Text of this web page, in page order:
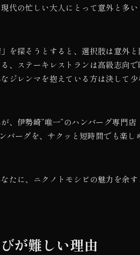
代の忙しい大人にとって意外と多い
を探そうとすると、選択肢は意外と
、ステーキレストランは高級志向で
ジレンマを抱えている方は決して少
、伊勢崎”唯一”のハンバーグ専門店
バーグを、サクッと短時間でも楽し
たに、ニクノトモシビの魅力を余す
が難しい理由